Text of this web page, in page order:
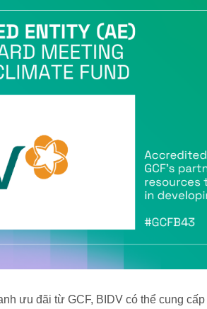
ưu đãi từ GCF, BIDV có thể cung